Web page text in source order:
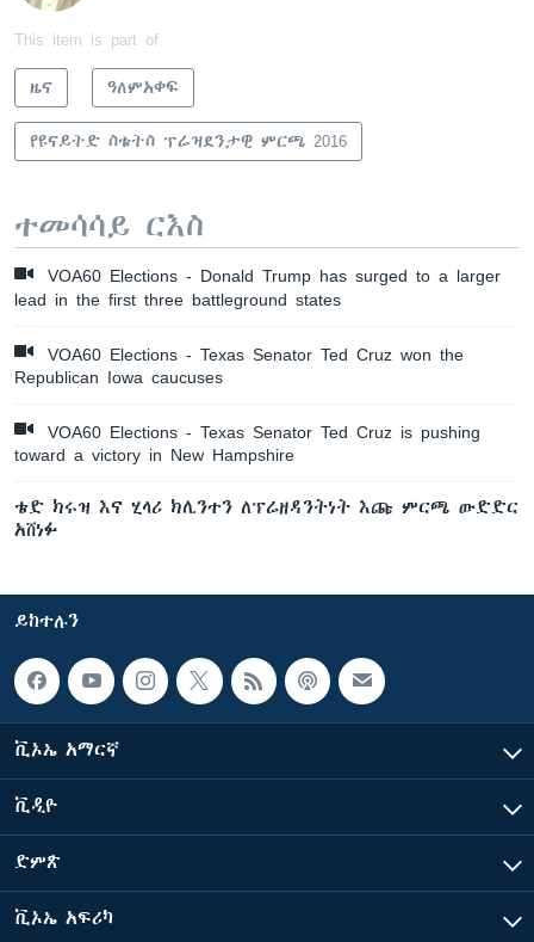
This item is part of
ዜና ዓለምአቀፍ
የዩናይትድ ስቴትስ ፕሬዝደንታዊ ምርጫ 2016
ተመሳሳይ ርእስ
VOA60 Elections - Donald Trump has surged to a larger
lead in the first three battleground states
VOA60 Elections - Texas Senator Ted Cruz won the
Republican Iowa caucuses
VOA60 Elections - Texas Senator Ted Cruz is pushing
toward a victory in New Hampshire
ቴድ ክሩዝ እና ሂላሪ ክሊንተን ለፕሬዘዳንትነት እጩ ምርጫ ውድድር
አሸነፉ
ይከተሉን
ቪኦኤ አማርኛ
ቪዲዮ
ድምጽ
ቪኦኤ አፍሪካ